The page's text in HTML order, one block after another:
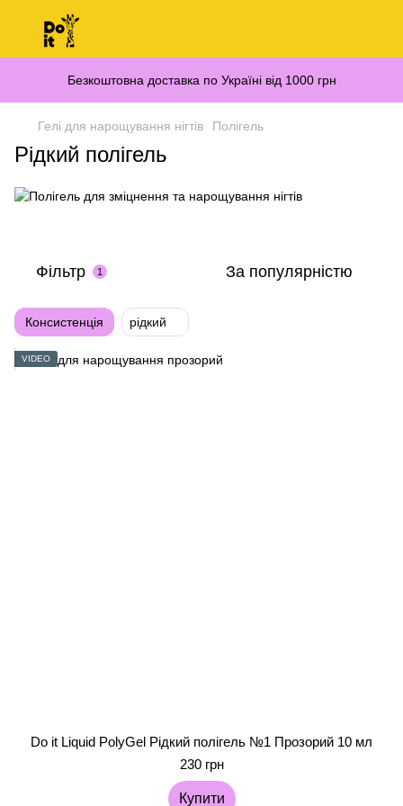
Безкоштовна доставка по Україні від 1000 грн
Гелі для нарощування нігтів Полігель
Рідкий полігель
Фільтр 1 За популярністю
Консистенція рідкий
VIDEO
Do it Liquid PolyGel Рідкий полігель №1 Прозорий 10 мл
230 грн
Купити